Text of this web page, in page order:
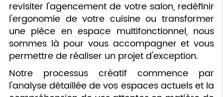
revisiter l'agencement de votre salon, redéfinir
l'ergonomie de votre cuisine ou transformer
une pièce en espace multifonctionnel, nous
sommes là pour vous accompagner et vous
permettre de réaliser un projet d'exception.
Notre processus créatif commence par
l'analyse détaillée de vos espaces actuels et la